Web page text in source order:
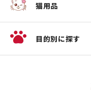
猫用品
目的別に探す